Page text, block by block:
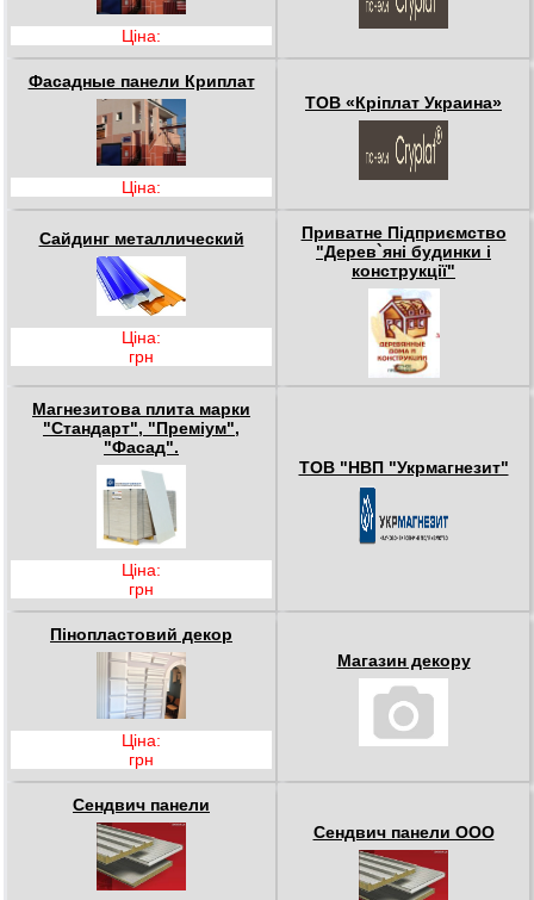
Ціна:
Фасадные панели Криплат
Ціна:
ТОВ «Кріплат Украина»
Сайдинг металлический
Ціна:
грн
Приватне Підприємство
"Дерев`яні будинки і
конструкції"
Магнезитова плита марки
"Стандарт", "Преміум",
"Фасад".
Ціна:
грн
ТОВ "НВП "Укрмагнезит"
Пінопластовий декор
Ціна:
грн
Магазин декору
Сендвич панели
Сендвич панели ООО